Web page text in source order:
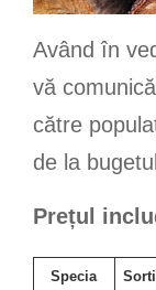
Având în
vă
către
de la
Prețul
Specia